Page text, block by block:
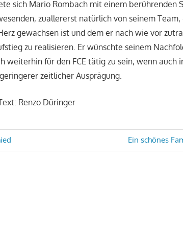
sich Mario Rombach mit einem berührenden
zuallererst natürlich von seinem Team,
gewachsen ist und dem er nach wie vor
zu realisieren. Er wünschte seinem
weiterhin für den FCE tätig zu sein, wenn auch
zeitlicher Ausprägung.
Renzo Düringer
Nächster
Beitrag:
Ein schönes